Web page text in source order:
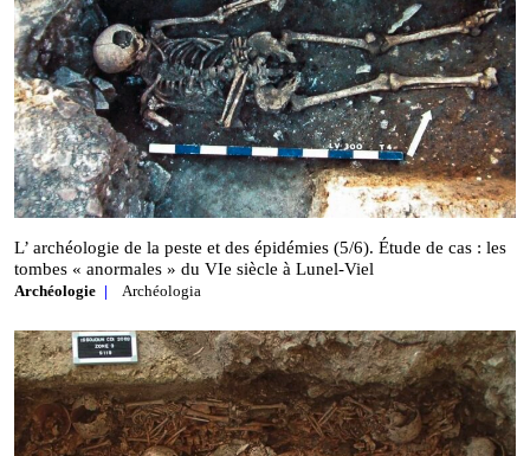
L’ archéologie de la peste et des épidémies (5/6). Étude de cas : les
tombes « anormales » du VIe siècle à Lunel‑Viel
Archéologie Archéologia